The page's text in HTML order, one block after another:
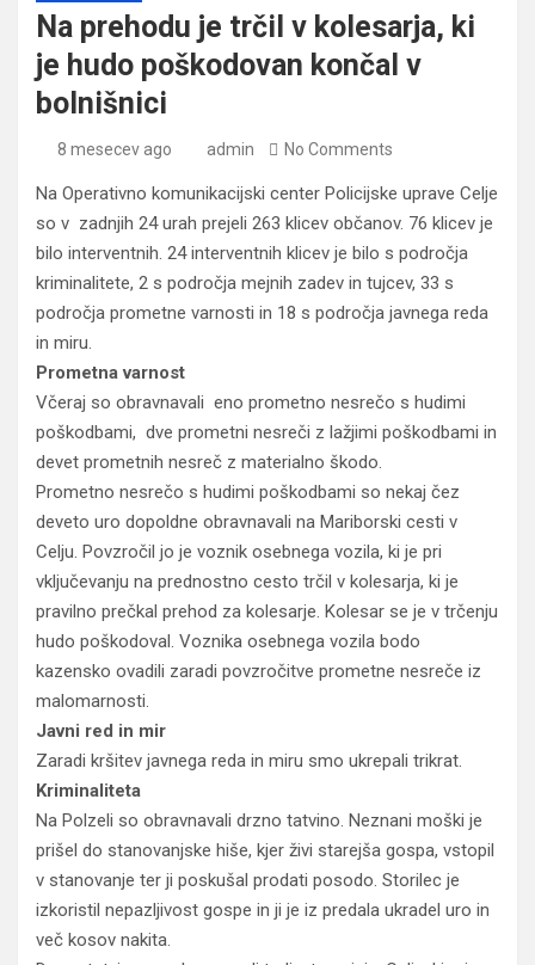
Na prehodu je trčil v kolesarja, ki
je hudo poškodovan končal v
bolnišnici
8 mesecev ago admin No Comments
Na Operativno komunikacijski center Policijske uprave Celje
so v zadnjih 24 urah prejeli 263 klicev občanov. 76 klicev je
bilo interventnih. 24 interventnih klicev je bilo s področja
kriminalitete, 2 s področja mejnih zadev in tujcev, 33 s
področja prometne varnosti in 18 s področja javnega reda
in miru.
Prometna varnost
Včeraj so obravnavali eno prometno nesrečo s hudimi
poškodbami, dve prometni nesreči z lažjimi poškodbami in
devet prometnih nesreč z materialno škodo.
Prometno nesrečo s hudimi poškodbami so nekaj čez
deveto uro dopoldne obravnavali na Mariborski cesti v
Celju. Povzročil jo je voznik osebnega vozila, ki je pri
vključevanju na prednostno cesto trčil v kolesarja, ki je
pravilno prečkal prehod za kolesarje. Kolesar se je v trčenju
hudo poškodoval. Voznika osebnega vozila bodo
kazensko ovadili zaradi povzročitve prometne nesreče iz
malomarnosti.
Javni red in mir
Zaradi kršitev javnega reda in miru smo ukrepali trikrat.
Kriminaliteta
Na Polzeli so obravnavali drzno tatvino. Neznani moški je
prišel do stanovanjske hiše, kjer živi starejša gospa, vstopil
v stanovanje ter ji poskušal prodati posodo. Storilec je
izkoristil nepazljivost gospe in ji je iz predala ukradel uro in
več kosov nakita.